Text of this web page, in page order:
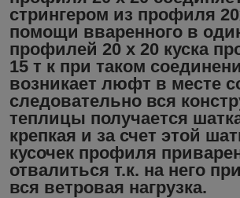
стрингером из профиля
помощи вваренного в
профилей 20 х 20 куска
15 т к при таком
возникает люфт в месте
следовательно вся
теплицы получается
крепкая и за счет этой
кусочек профиля
отвалиться т.к. на него
вся ветровая нагрузка.